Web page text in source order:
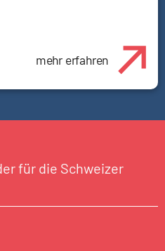
mehr erfahren
für die Schweizer